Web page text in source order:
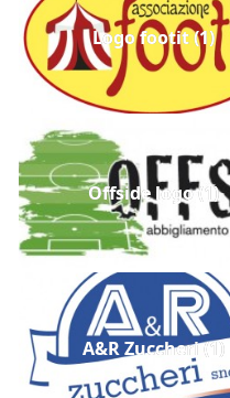
Logo footit (1)
Offside logo (1)
A&R Zuccheri (1)